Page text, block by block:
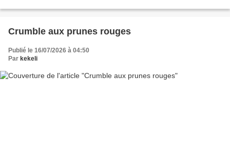
Crumble aux prunes rouges
Publié le 16/07/2026 à 04:50
Par kekeli